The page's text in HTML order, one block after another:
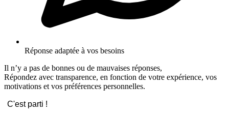
Réponse adaptée à vos besoins
Il n’y a pas de bonnes ou de mauvaises réponses,
Répondez avec transparence, en fonction de votre expérience, vos
motivations et vos préférences personnelles.
C'est parti !